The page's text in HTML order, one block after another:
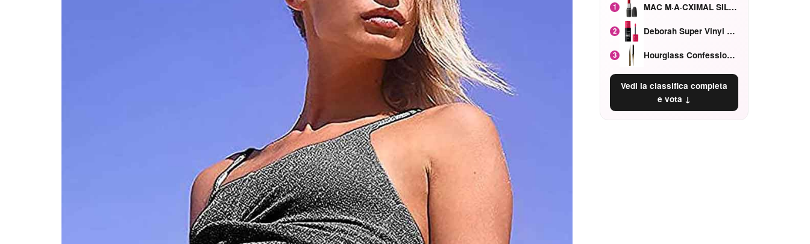
1 MAC M·A·CXIMAL SILKY MATTE Red Rock mat
2 Deborah Super Vinyl Shake Rosa Ciliegia
3 Hourglass Confession Ricaricabile Ultra Preciso Ad Alta Intensità Secretly Classic Red
Vedi la classifica completa
e vota ↓